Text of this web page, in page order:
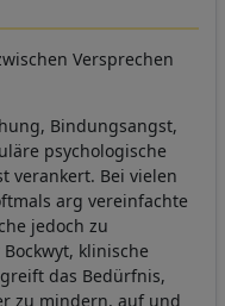
Versprechen
Bindungsangst,
psychologische
verankert. Bei vielen
arg vereinfachte
jedoch zu
klinische
das Bedürfnis,
zu mindern, auf und